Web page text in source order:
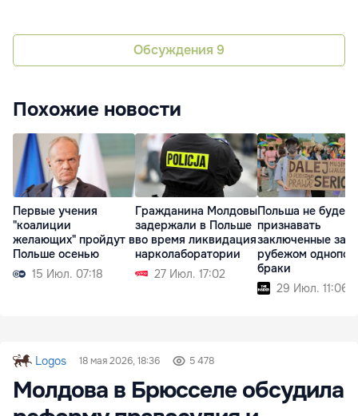
Обсуждения 9
Похожие новости
Первые учения
"коалиции
желающих" пройдут в
Польше осенью
15 Июл. 07:18
Гражданина Молдовы
задержали в Польше
во время ликвидация
нарколаборатории
27 Июл. 17:02
Польша не будет
признавать
заключенные за
рубежом
браки
29 Июл. 11:06
Logos 18 мая 2026, 18:36 5 478
Молдова в Брюсселе обсудила